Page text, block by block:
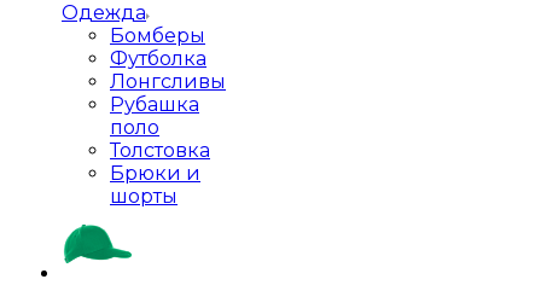
Одежда
Бомберы
Футболка
Лонгсливы
Рубашка
поло
Толстовка
Брюки и
шорты